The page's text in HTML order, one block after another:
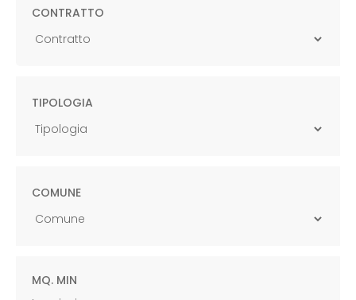
CONTRATTO
TIPOLOGIA
COMUNE
MQ. MIN